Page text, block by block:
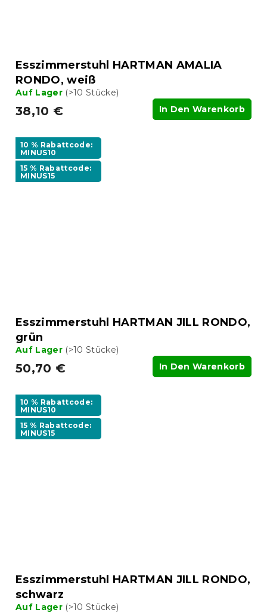
Esszimmerstuhl HARTMAN AMALIA
RONDO, weiß
Auf Lager (>10 Stücke)
38,10 € In Den Warenkorb
10 % Rabattcode:
MINUS10
15 % Rabattcode:
MINUS15
Esszimmerstuhl HARTMAN JILL RONDO,
grün
Auf Lager (>10 Stücke)
50,70 € In Den Warenkorb
10 % Rabattcode:
MINUS10
15 % Rabattcode:
MINUS15
Esszimmerstuhl HARTMAN JILL RONDO,
schwarz
Auf Lager (>10 Stücke)